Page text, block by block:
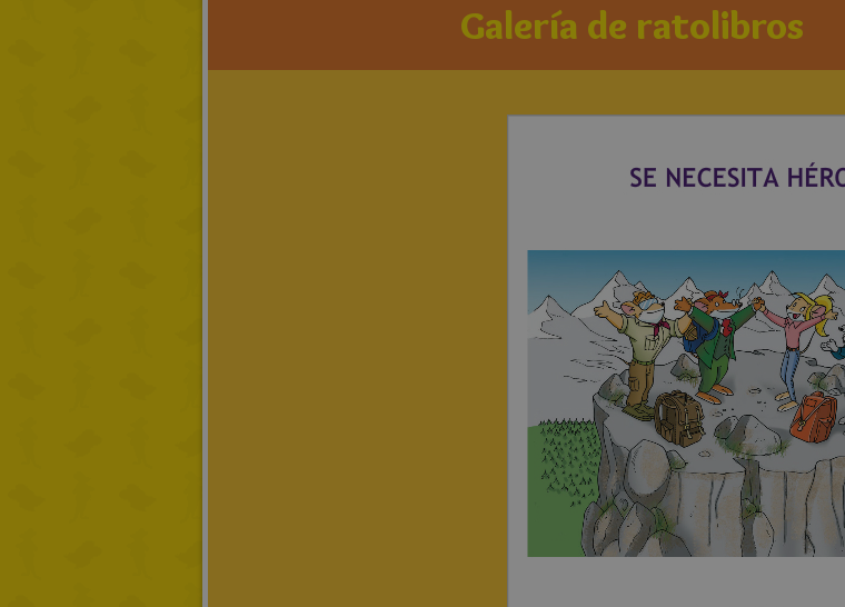
Galería de ratolibros